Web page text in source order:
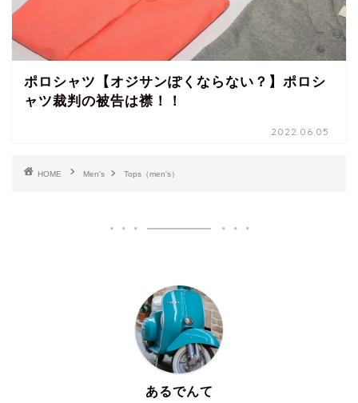
ポロシャツ【オジサンぽくならない？】ポロシ
ャツ裁判の被告は襟！！
2022.06.05
HOME Men's Tops（men's）
あるでんて